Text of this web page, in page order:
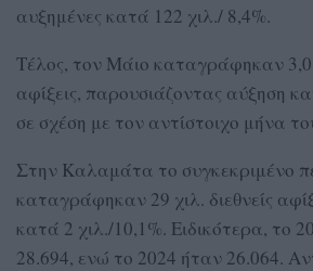
αυξημένες κατά 122 χιλ./ 8,4%.
Τέλος, τον Μάιο καταγράφηκαν 3,0
αφίξεις, παρουσιάζοντας αύξηση
σε σχέση με τον αντίστοιχο μήνα
Στην Καλαμάτα το συγκεκριμένο
καταγράφηκαν 29 χιλ. διεθνείς
κατά 2 χιλ./10,1%. Ειδικότερα, το
28.694, ενώ το 2024 ήταν 26.064.